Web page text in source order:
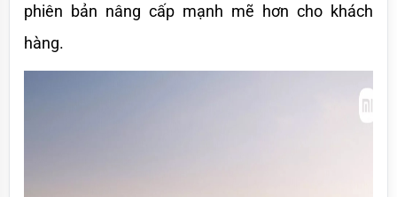
phiên bản nâng cấp mạnh mẽ hơn cho khách
hàng.